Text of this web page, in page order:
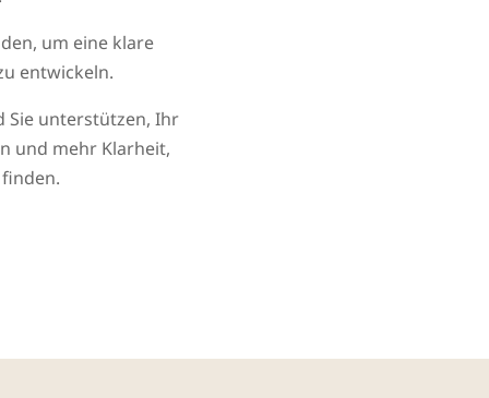
um eine klare
entwickeln.
Sie unterstützen, Ihr
und mehr Klarheit,